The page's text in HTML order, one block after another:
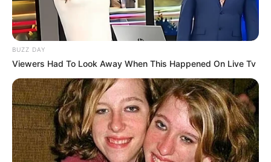
Bikin Ngakak, 10 Potret
Cosplay Murah Pakai Bahan
Seadanya
Anti Mainstream, 10 Cara
BUZZ DAY
Viewers Had To Look Away When This Happened On Live Tv